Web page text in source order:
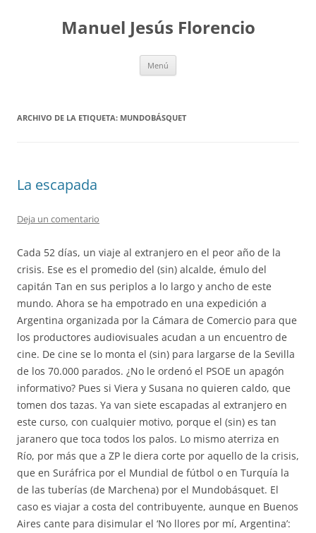
contenidoManuel Jesús Florencio
Menú
ARCHIVO DE LA ETIQUETA: MUNDOBÁSQUET
La escapada
Deja un comentario
Cada 52 días, un viaje al extranjero en el peor año de la
crisis. Ese es el promedio del (sin) alcalde, émulo del
capitán Tan en sus periplos a lo largo y ancho de este
mundo. Ahora se ha empotrado en una expedición a
Argentina organizada por la Cámara de Comercio para que
los productores audiovisuales acudan a un encuentro de
cine. De cine se lo monta el (sin) para largarse de la Sevilla
de los 70.000 parados. ¿No le ordenó el PSOE un apagón
informativo? Pues si Viera y Susana no quieren caldo, que
tomen dos tazas. Ya van siete escapadas al extranjero en
este curso, con cualquier motivo, porque el (sin) es tan
jaranero que toca todos los palos. Lo mismo aterriza en
Río, por más que a ZP le diera corte por aquello de la crisis,
que en Suráfrica por el Mundial de fútbol o en Turquía la
de las tuberías (de Marchena) por el Mundobásquet. El
caso es viajar a costa del contribuyente, aunque en Buenos
Aires cante para disimular el ‘No llores por mí, Argentina’: